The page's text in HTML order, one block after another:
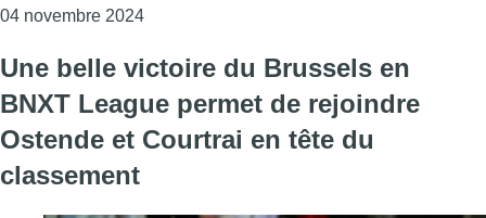
04 novembre 2024Consulter l'article "BNXT League: la belle
Une belle victoire du Brussels en
BNXT League permet de rejoindre
Ostende et Courtrai en tête du
classement